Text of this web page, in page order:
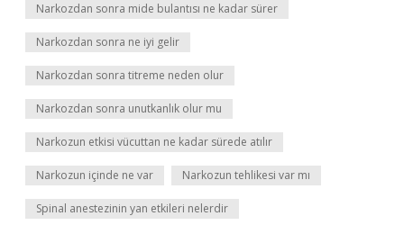
Narkozdan sonra mide bulantısı ne kadar sürer
Narkozdan sonra ne iyi gelir
Narkozdan sonra titreme neden olur
Narkozdan sonra unutkanlık olur mu
Narkozun etkisi vücuttan ne kadar sürede atılır
Narkozun içinde ne var Narkozun tehlikesi var mı
Spinal anestezinin yan etkileri nelerdir